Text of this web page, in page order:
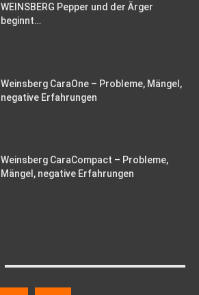
WEINSBERG Pepper und der Ärger
beginnt…
Weinsberg CaraOne – Probleme, Mängel,
negative Erfahrungen
Weinsberg CaraCompact – Probleme,
Mängel, negative Erfahrungen